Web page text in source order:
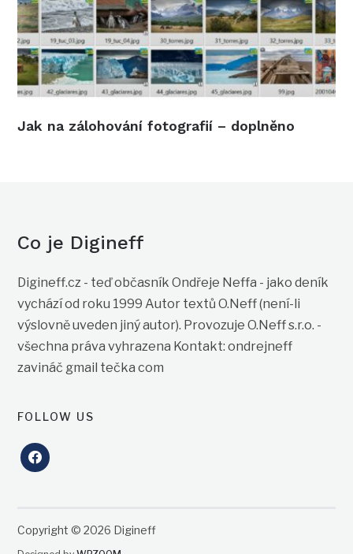
Jak na zálohování fotografií – doplněno
Co je Digineff
Digineff.cz - teď občasník Ondřeje Neffa - jako deník
vychází od roku 1999 Autor textů O.Neff (není-li
výslovně uveden jiný autor). Provozuje O.Neff s.r.o. -
všechna práva vyhrazena Kontakt: ondrejneff
zavináč gmail tečka com
FOLLOW US
facebook
Copyright © 2026 Digineff